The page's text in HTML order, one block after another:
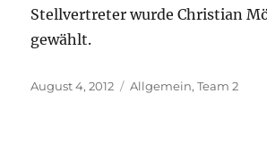
Stellvertreter wurde Christian
gewählt.
Veröffentlicht
August 4, 2012 Kategorien
Allgemein,Team 2